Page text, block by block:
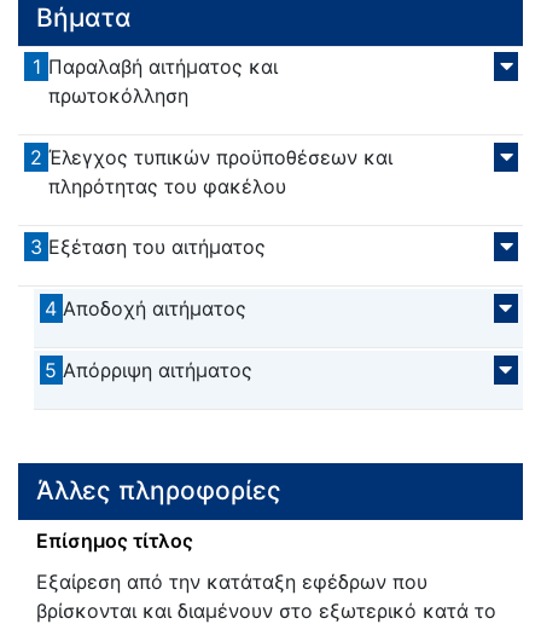
Βήματα
1 Παραλαβή αιτήματος και
πρωτοκόλληση
2 Έλεγχος τυπικών προϋποθέσεων και
πληρότητας του φακέλου
3 Εξέταση του αιτήματος
4 Αποδοχή αιτήματος
5 Απόρριψη αιτήματος
Άλλες πληροφορίες
Επίσημος τίτλος
Εξαίρεση από την κατάταξη εφέδρων που
βρίσκονται και διαμένουν στο εξωτερικό κατά το